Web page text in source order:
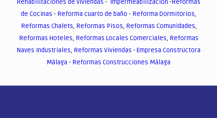
Rehabilitaciones de viviendas - Impermeabilización -Reformas
de Cocinas - Reforma cuarto de baño - Reforma Dormitorios,
Reformas Chalets, Reformas Pisos, Reformas Comunidades,
Reformas Hoteles, Reformas Locales Comerciales, Reformas
Naves Industriales, Reformas Viviendas -Empresa Constructora
Málaga - Reformas Construcciones Málaga